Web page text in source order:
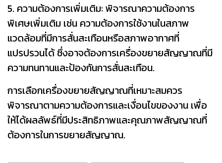
5. ความต้องการเพิ่มเติม: พิจารณาความต้องการ
พิเศษเพิ่มเติม เช่น ความต้องการใช้งานในสภาพ
แวดล้อมที่มีการสั่นสะเทือนหรือสภาพอากาศที่
แปรปรวนได้ ซึ่งอาจต้องการเครื่องขยายสัญญาณที่มี
ความทนทานและป้องกันการสั่นสะเทือน.
การเลือกเครื่องขยายสัญญาณที่เหมาะสมควร
พิจารณาตามความต้องการและเงื่อนไขของงาน เพื่อ
ให้ได้ผลลัพธ์ที่มีประสิทธิภาพและคุณภาพสัญญาณที่
ต้องการในการขยายสัญญาณ.